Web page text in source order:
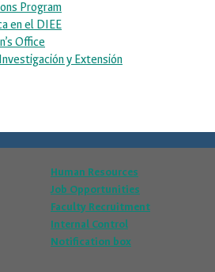
Program
en el DIEE
Office
y Extensión
Human Resources
Job Opportunities
Faculty Recruitment
Internal Control
Notification box